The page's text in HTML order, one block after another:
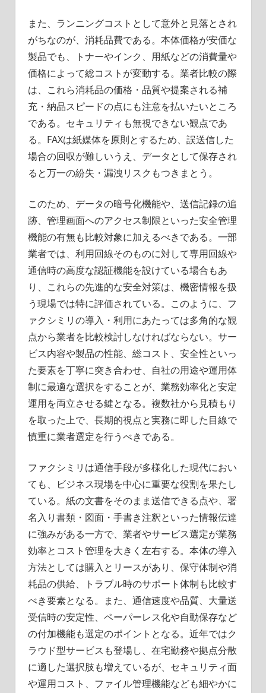
また、ランニングコストとして意外と見落とされ
がちなのが、消耗品費である。本体価格が安価な
製品でも、トナーやインク、用紙などの消費量や
価格によって総コストが変動する。業者比較の際
は、これら消耗品の価格・品質や提案される補
充・納品スピードの点にも注意を払いたいところ
である。セキュリティも無視できない観点であ
る。FAXは紙媒体を原則とするため、誤送信した
場合の回収が難しいうえ、データとして保存され
ると万一の紛失・漏洩リスクもつきまとう。
このため、データの暗号化機能や、送信記録の追
跡、管理画面へのアクセス制限といった安全管理
機能の有無も比較対象に加えるべきである。一部
業者では、利用回線そのものに対して専用回線や
通信時の高度な認証機能を設けている場合もあ
り、これらの先進的な安全対策は、機密情報を扱
う現場では特に評価されている。このように、フ
ァクシミリの導入・利用にあたっては多角的な観
点から業者を比較検討しなければならない。サー
ビス内容や製品の性能、総コスト、安全性といっ
た要素を丁寧に突き合わせ、自社の用途や運用体
制に最適な選択をすることが、業務効率化と安定
運用を両立させる鍵となる。複数社から見積もり
を取った上で、長期的視点と実務に即した目線で
慎重に業者選定を行うべきである。
ファクシミリは通信手段が多様化した現代におい
ても、ビジネス現場を中心に重要な役割を果たし
ている。紙の文書をそのまま送信できる点や、署
名入り書類・図面・手書き注釈といった情報伝達
に強みがある一方で、業者やサービス選定が業務
効率とコスト管理を大きく左右する。本体の導入
方法としては購入とリースがあり、保守体制や消
耗品の供給、トラブル時のサポート体制も比較す
べき要素となる。また、通信速度や品質、大量送
受信時の安定性、ペーパーレス化や自動保存など
の付加機能も選定のポイントとなる。近年ではク
ラウド型サービスも登場し、在宅勤務や拠点分散
に適した選択肢も増えているが、セキュリティ面
や運用コスト、ファイル管理機能なども細やかに